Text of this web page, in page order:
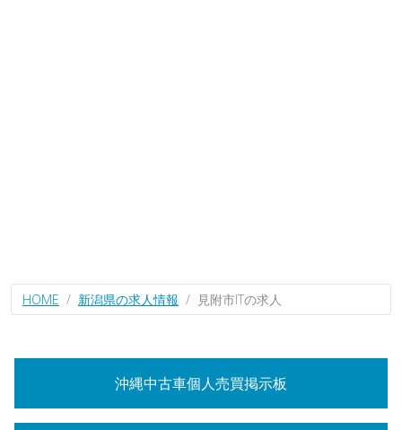
HOME 新潟県の求人情報 見附市ITの求人
沖縄中古車個人売買掲示板